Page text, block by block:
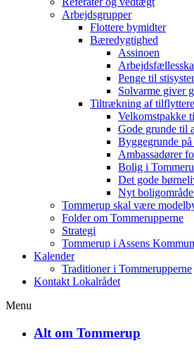
Arbejdsgrupper
Flottere bymidter
Bæredygtighed
Assinoen
Penge til
Solvarme giver
Tiltrækning af tilflyttere
Velkomstpakke
Gode grunde til
Byggegrunde på
Ambassadører
Bolig i
Det gode
Nyt
Tommerup skal være
Folder om Tommerupperne
Strategi
Tommerup i Assens
Kalender
Traditioner i Tommerupperne
Kontakt Lokalrådet
Menu
Alt om Tommerup